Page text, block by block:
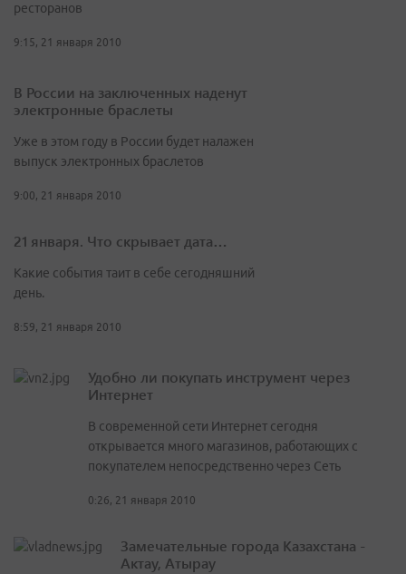
ресторанов
9:15, 21 января 2010
В России на заключенных наденут
электронные браслеты
Уже в этом году в России будет налажен
выпуск электронных браслетов
9:00, 21 января 2010
21 января. Что скрывает дата…
Какие события таит в себе сегодняшний
день.
8:59, 21 января 2010
Удобно ли покупать инструмент через
Интернет
В современной сети Интернет сегодня
открывается много магазинов, работающих с
покупателем непосредственно через Сеть
0:26, 21 января 2010
Замечательные города Казахстана -
Актау, Атырау